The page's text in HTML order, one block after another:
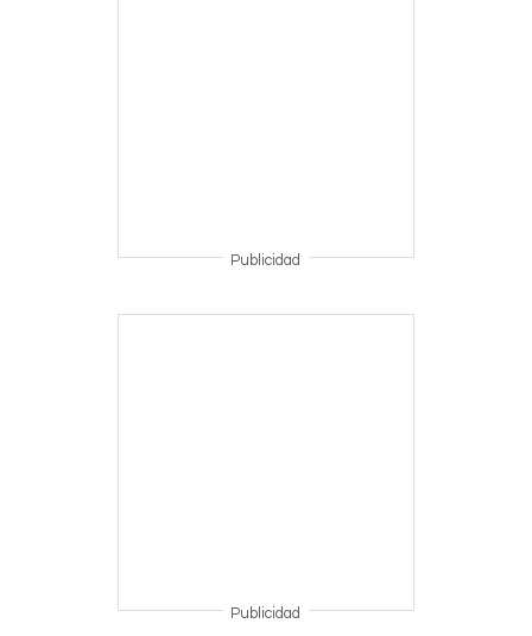
Publicidad
Publicidad